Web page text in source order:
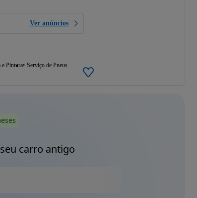
Ver anúncios
e Pintura Serviço de Pneus
carro antigo